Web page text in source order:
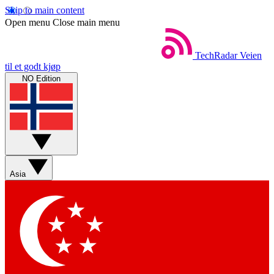
Skip to main content
Open menu Close main menu
TechRadar Veien
til et godt kjøp
NO Edition
Asia